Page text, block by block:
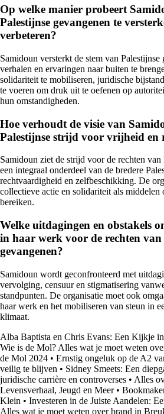
Op welke manier probeert
Palestijnse gevangenen te
verbeteren?
Samidoun versterkt de stem van Palestijnse
verhalen en ervaringen naar buiten te
solidariteit te mobiliseren, juridische
te voeren om druk uit te oefenen op
hun omstandigheden.
Hoe verhoudt de visie van
Palestijnse strijd voor vrijheid en
Samidoun ziet de strijd voor de rechten van
een integraal onderdeel van de bredere
rechtvaardigheid en zelfbeschikking. De
collectieve actie en solidariteit als middelen
bereiken.
Welke uitdagingen en obstakels
in haar werk voor de rechten van
gevangenen?
Samidoun wordt geconfronteerd met
vervolging, censuur en stigmatisering
standpunten. De organisatie moet ook
haar werk en het mobiliseren van steun in
klimaat.
Alba Baptista en Chris Evans: Een Kijkje
Wie is de Mol? Alles wat je moet weten
de Mol 2024 • Ernstig ongeluk op de A2
veilig te blijven • Sidney Smeets: Een
juridische carrière en controverses • Alles
Levensverhaal, Jeugd en Meer•
Klein • Investeren in de Juiste Aandelen:
Alles wat je moet weten over brand in